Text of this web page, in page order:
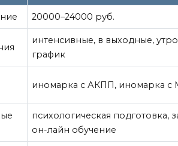
20000–24000 руб.
интенсивные, в выходные,
график
иномарка с АКПП, иномарка с
психологическая
он-лайн обучение